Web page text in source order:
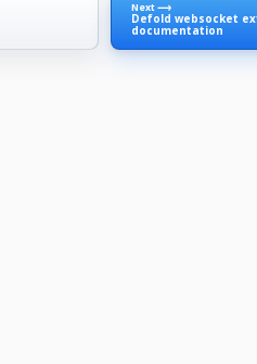
Next ⟶
Defold websocket
documentation